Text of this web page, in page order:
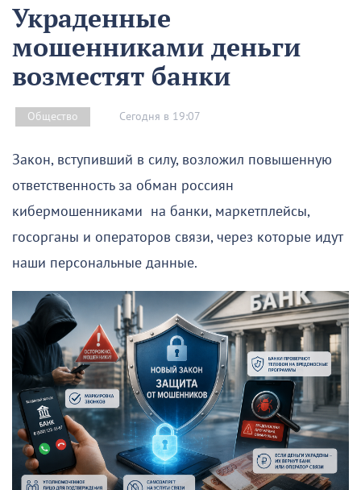
Украденные
мошенниками деньги
возместят банки
Общество Сегодня в 19:07
Закон, вступивший в силу, возложил повышенную
ответственность за обман россиян
кибермошенниками на банки, маркетплейсы,
госорганы и операторов связи, через которые идут
наши персональные данные.